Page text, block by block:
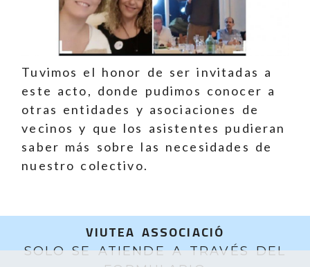
Tuvimos el honor de ser invitadas a
este acto, donde pudimos conocer a
otras entidades y asociaciones de
vecinos y que los asistentes pudieran
saber más sobre las necesidades de
nuestro colectivo.
VIUTEA ASSOCIACIÓ
SOLO SE ATIENDE A TRAVÉS DEL